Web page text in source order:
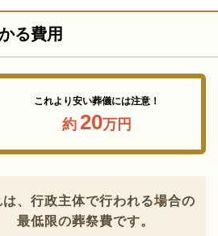
る費用
これより安い葬儀には注意！
約 20万円
は、行政主体で行われる場合の
最低限の葬祭費です。